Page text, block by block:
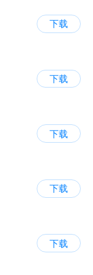
下载
下载
下载
下载
下载